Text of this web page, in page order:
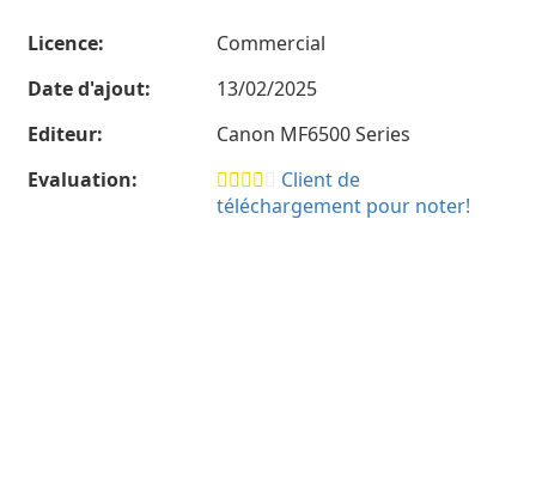
Licence:
Commercial
Date d'ajout:
13/02/2025
Editeur:
Canon MF6500 Series
Evaluation:
Client de
téléchargement pour noter!